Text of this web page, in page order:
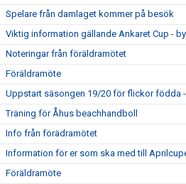
Spelare från damlaget kommer på besök
Viktig information gällande Ankaret Cup -
Noteringar från föräldramötet
Föräldramöte
Uppstart säsongen 19/20 för flickor födda -
Träning för Åhus beachhandboll
Info från förädramötet
Information för er som ska med till
Föräldramöte